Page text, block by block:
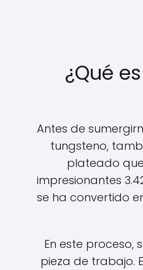
¿Qué
Antes de
tungsteno,
plateado
impresionantes
En este proceso,
pieza de trabajo.